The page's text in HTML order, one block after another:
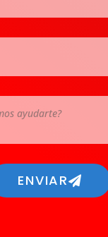
ENVIAR